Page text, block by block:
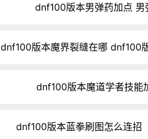
dnf100版本男弹药加点 男
dnf100版本魔界裂缝在哪 dnf100
dnf100版本魔道学者技能
dnf100版本蓝拳刷图怎么连招